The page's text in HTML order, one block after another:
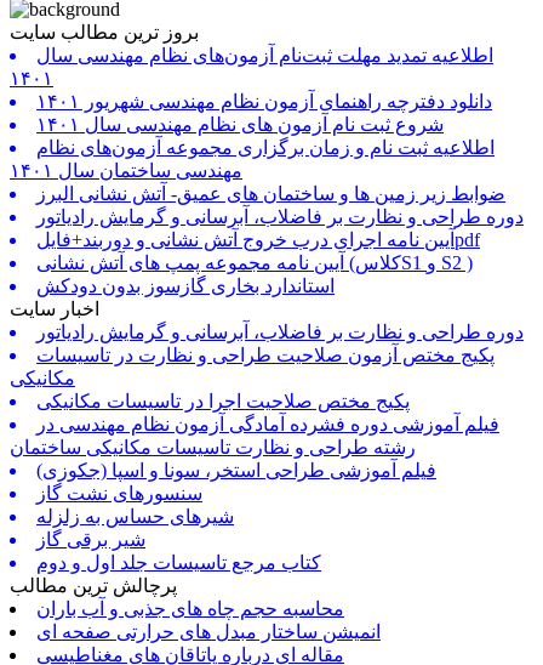
بروز ترین مطالب سایت
اطلاعیه تمدید مهلت ثبت‌نام آزمون‌های نظام مهندسی سال
۱۴۰۱
دانلود دفترچه راهنمای آزمون نظام مهندسی شهریور ۱۴۰۱
شروع ثبت نام آزمون های نظام مهندسی سال ۱۴۰۱
اطلاعیه ثبت نام و زمان برگزاری مجموعه آزمون‌های نظام
مهندسی ساختمان سال ۱۴۰۱
ضوابط زیر زمین ها و ساختمان های عمیق- آتش نشانی البرز
دوره طراحی و نظارت بر فاضلاب، آبرسانی و گرمایش رادیاتور
آیین نامه اجرای درب خروج آتش نشانی و دوربند+فایلpdf
آیین نامه مجموعه پمپ های آتش نشانی (کلاسS1 و S2 )
استاندارد بخاری گازسوز بدون دودکش
اخبار سایت
دوره طراحی و نظارت بر فاضلاب، آبرسانی و گرمایش رادیاتور
پکیج مختص آزمون صلاحیت طراحی و نظارت در تاسیسات
مکانیکی
پکیج مختص صلاحیت اجرا در تاسیسات مکانیکی
فیلم آموزشی دوره فشرده آمادگی آزمون نظام مهندسی در
رشته طراحی و نظارت تاسیسات مکانیکی ساختمان
فیلم آموزشی طراحی استخر، سونا و اسپا (جکوزی)
سنسورهای نشت گاز
شیرهای حساس به زلزله
شیر برقی گاز
کتاب مرجع تاسیسات جلد اول و دوم
پرچالش ترین مطالب
محاسبه حجم چاه های جذبی و آب باران
انمیشن ساختار مبدل های حرارتی صفحه ای
مقاله ای درباره یاتاقان های مغناطیسی